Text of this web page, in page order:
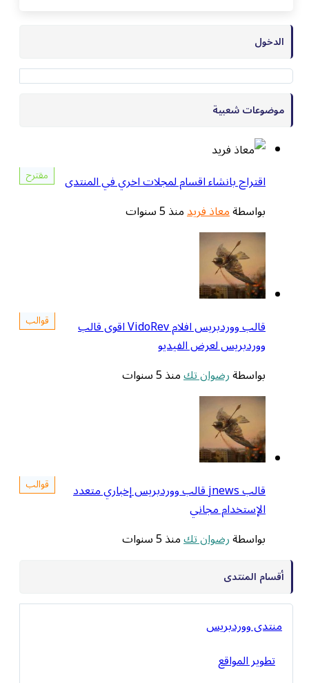
الدخول
موضوعات شعبية
مقترح
اقتراح بانشاء اقسام لمجلات اخري في المنتدى
بواسطةمعاذ فريدمنذ 5 سنوات
قوالب قالب ووردبريس افلام VidoRev اقوى قالب
ووردبريس لعرض الفيديو
بواسطةرضوان تكمنذ 5 سنوات
قوالب قالب jnews قالب ووردبريس إخباري متعدد
الإستخدام مجاني
بواسطةرضوان تكمنذ 5 سنوات
أقسام المنتدى
منتدى ووردبريس
تطوير المواقع